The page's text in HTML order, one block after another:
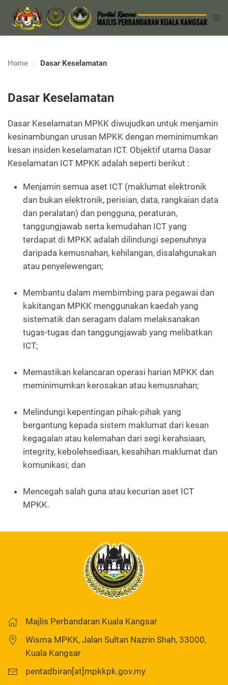
Home Dasar Keselamatan
Dasar Keselamatan
Dasar Keselamatan MPKK diwujudkan untuk menjamin
kesinambungan urusan MPKK dengan meminimumkan
kesan insiden keselamatan ICT. Objektif utama Dasar
Keselamatan ICT MPKK adalah seperti berikut :
Menjamin semua aset ICT (maklumat elektronik
dan bukan elektronik, perisian, data, rangkaian data
dan peralatan) dan pengguna, peraturan,
tanggungjawab serta kemudahan ICT yang
terdapat di MPKK adalah dilindungi sepenuhnya
daripada kemusnahan, kehilangan, disalahgunakan
atau penyelewengan;
Membantu dalam membimbing para pegawai dan
kakitangan MPKK menggunakan kaedah yang
sistematik dan seragam dalam melaksanakan
tugas-tugas dan tanggungjawab yang melibatkan
ICT;
Memastikan kelancaran operasi harian MPKK dan
meminimumkan kerosakan atau kemusnahan;
Melindungi kepentingan pihak-pihak yang
bergantung kepada sistem maklumat dari kesan
kegagalan atau kelemahan dari segi kerahsiaan,
integrity, kebolehsediaan, kesahihan maklumat dan
komunikasi; dan
Mencegah salah guna atau kecurian aset ICT
MPKK.
Majlis Perbandaran Kuala Kangsar
Wisma MPKK, Jalan Sultan Nazrin Shah, 33000,
Kuala Kangsar
pentadbiran[at]mpkkpk.gov.my